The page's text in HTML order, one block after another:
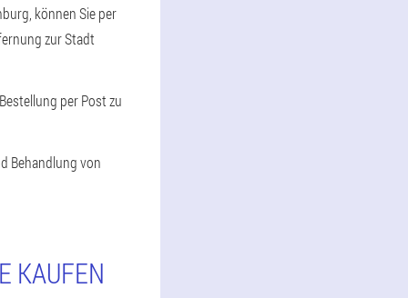
können Sie per
zur Stadt
per Post zu
Behandlung von
KAUFEN